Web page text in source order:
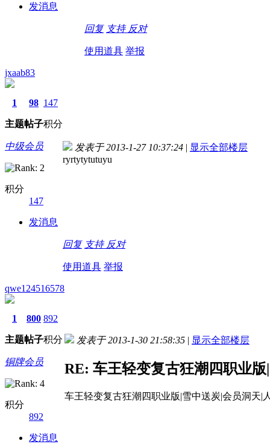
发消息
回复 支持 反对
使用道具 举报
jxaab83
1
主题
98
帖子
147
积分
中级会员
积分
147
发消息
发表于 2013-1-27 10:37:24 | 显示全部楼层
ryrtytytutuyu
回复 支持 反对
使用道具 举报
qwe124516578
1
主题
800
帖子
892
积分
铜牌会员
积分
892
发消息
发表于 2013-1-30 21:58:35 | 显示全部楼层
RE: 车王轻变复古狂潮四职业
车王轻变复古狂潮四职业版|雪中送炭|会员洞天|